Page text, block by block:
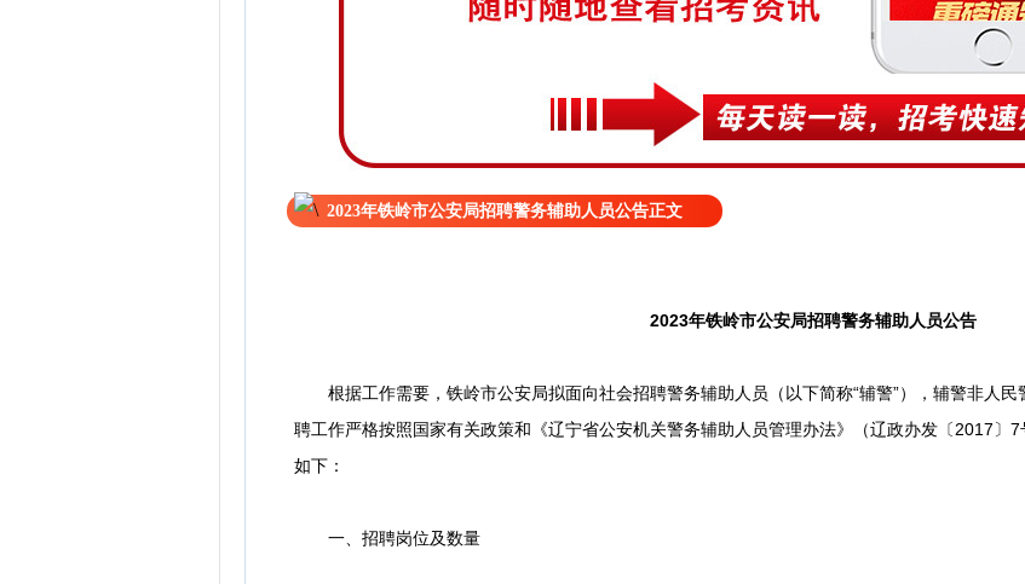
2023年铁岭市公安局招聘警务辅助人员公告正文
2023年铁岭市公安局招聘警务辅助人员公告
根据工作需要，铁岭市公安局拟面向社会招聘警务辅助人员（以下简称“辅警”），辅警非人民
聘工作严格按照国家有关政策和《辽宁省公安机关警务辅助人员管理办法》（辽政办发〔2017〕
如下：
一、招聘岗位及数量